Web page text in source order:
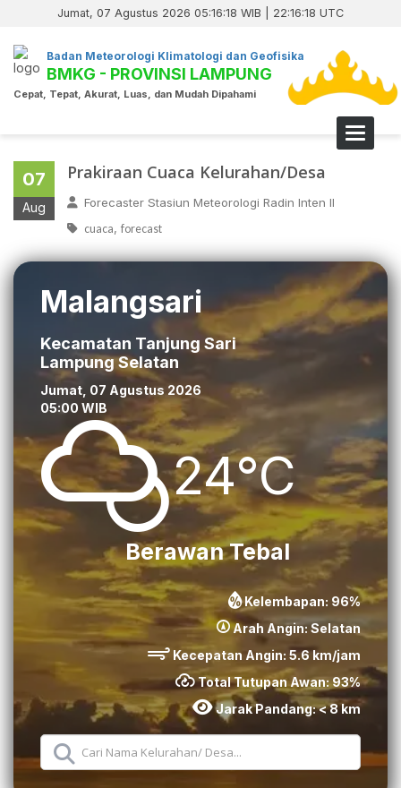
Jumat, 07 Agustus 2026 05:16:19 WIB | 22:16:19 UTC
Badan Meteorologi Klimatologi dan Geofisika
BMKG - PROVINSI LAMPUNG
Cepat, Tepat, Akurat, Luas, dan Mudah Dipahami
Toggle
07
Aug
Prakiraan Cuaca Kelurahan/Desa
Forecaster Stasiun Meteorologi Radin Inten II
cuaca, forecast
Malangsari
Kecamatan Tanjung Sari
Lampung Selatan
Jumat, 07 Agustus 2026
05:00 WIB
24°C
Berawan Tebal
Kelembapan: 96%
Arah Angin:Selatan
Kecepatan Angin: 5.6km/jam
Total Tutupan Awan:93%
Jarak Pandang:< 8 km